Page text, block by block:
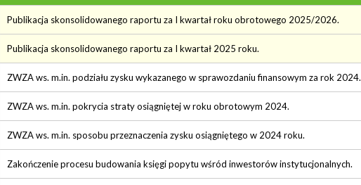
Publikacja skonsolidowanego raportu za I kwartał roku obrotowego 2025/2026.
Publikacja skonsolidowanego raportu za I kwartał 2025 roku.
ZWZA ws. m.in. podziału zysku wykazanego w sprawozdaniu finansowym za rok 2024.
ZWZA ws. m.in. pokrycia straty osiągniętej w roku obrotowym 2024.
ZWZA ws. m.in. sposobu przeznaczenia zysku osiągniętego w 2024 roku.
Zakończenie procesu budowania księgi popytu wśród inwestorów instytucjonalnych.